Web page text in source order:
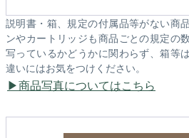
説明書・箱、規定の付属品等がない商
ンやカートリッジも商品ごとの規定の
写っているかどうかに関わらず、箱等
違いにはお気をつけください。
商品写真についてはこちら